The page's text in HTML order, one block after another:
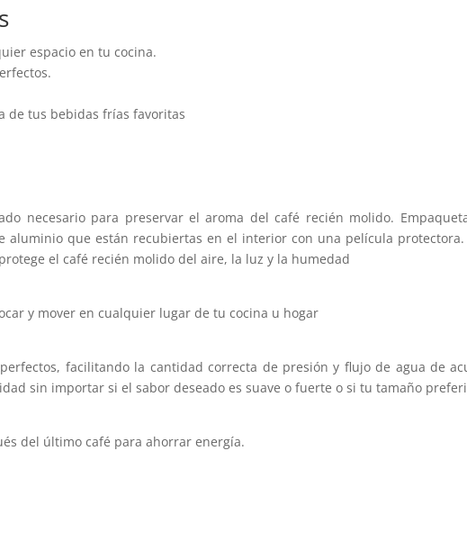
espacio en tu cocina.
de tus bebidas frías favoritas
necesario para preservar el aroma del café recién molido.
aluminio que están recubiertas en el interior con una película protectora.
el café recién molido del aire, la luz y la humedad
y mover en cualquier lugar de tu cocina u hogar
facilitando la cantidad correcta de presión y flujo de agua de
sin importar si el sabor deseado es suave o fuerte o si tu tamaño
del último café para ahorrar energía.